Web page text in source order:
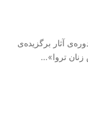
آثار برگزیده‌ی
تروا»…